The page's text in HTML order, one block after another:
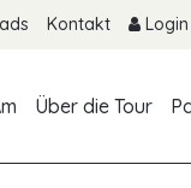
Kontakt Login
Über die Tour